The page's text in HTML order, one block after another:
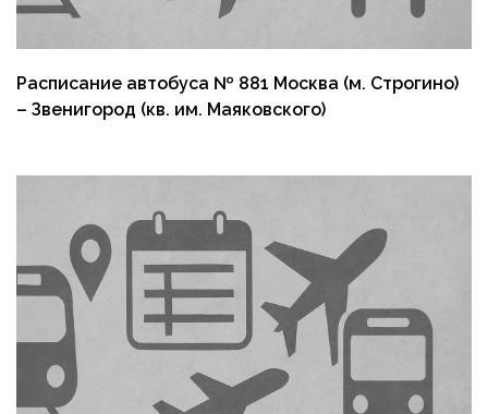
Расписание автобуса № 881 Москва (м. Строгино)
– Звенигород (кв. им. Маяковского)